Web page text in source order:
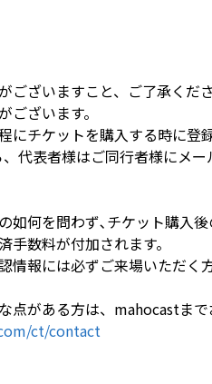
ございますこと、ご了承くださ
ございます。
にチケットを購入する時に登
代表者様はご同行者様にメ
如何を問わず､チケット購入
数料が付加されます。
情報には必ずご来場いただく
点がある方は、mahocastま
ct/contact